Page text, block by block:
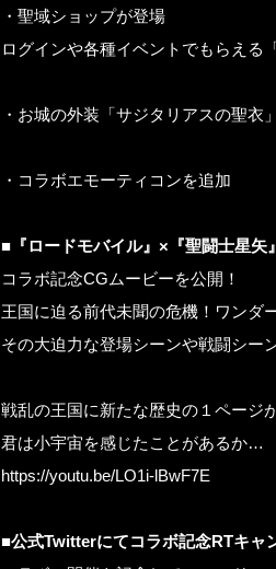
・聖域ショップが登場
ログインや各種イベントでもらえる
・お城の外装「サジタリアスの聖衣
・コラボエモーティコンを追加
■『ロードモバイル』×『聖闘士星矢
コラボ記念CGムービーを公開！
王国に迫る前代未聞の危機！ワンダ
その大迫力な登場シーンや戦闘シー
戦乱の王国に新たな歴史の１ページ
君は小宇宙を感じたことがあるか…
https://youtu.be/LO1i-lBwF7E
■公式Twitterにてコラボ記念RTキャ